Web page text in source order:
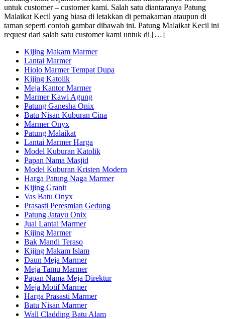
untuk customer – customer kami. Salah satu diantaranya Patung
Malaikat Kecil yang biasa di letakkan di pemakaman ataupun di
taman seperti contoh gambar dibawah ini. Patung Malaikat Kecil ini
request dari salah satu customer kami untuk di […]
Kijing Makam Marmer
Lantai Marmer
Hiolo Marmer Tempat Dupa
Kijing Katolik
Meja Kantor Marmer
Marmer Kawi Agung
Patung Ganesha Onix
Batu Nisan Kuburan Cina
Marmer Onyx
Patung Malaikat
Lantai Marmer Harga
Model Kuburan Katolik
Papan Nama Masjid
Model Kuburan Kristen Modern
Harga Patung Naga Marmer
Kijing Granit
Vas Batu Onyx
Prasasti Peresmian Gedung
Patung Jatayu Onix
Jual Lantai Marmer
Kijing Marmer
Bak Mandi Teraso
Kijing Makam Islam
Daun Meja Marmer
Meja Tamu Marmer
Papan Nama Meja Direktur
Meja Motif Marmer
Harga Prasasti Marmer
Batu Nisan Marmer
Wall Cladding Batu Alam